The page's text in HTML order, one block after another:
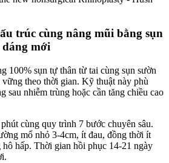
trúc cùng nâng mũi bằng sụn
mới
100% sụn tự thân từ tai cùng sụn sườn
vững theo thời gian. Kỹ thuật này phù
sau nhiễm trùng hoặc cần tăng chiều cao
cùng quy trình 7 bước chuyên sâu.
mổ nhỏ 3-4cm, ít đau, đồng thời ít
hô hấp. Thời gian hồi phục 14-21 ngày